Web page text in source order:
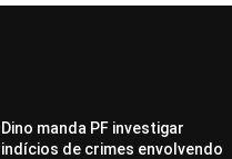
Dino manda PF investigar
indícios de crimes envolvendo